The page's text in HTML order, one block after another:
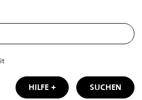
HILFE SUCHEN